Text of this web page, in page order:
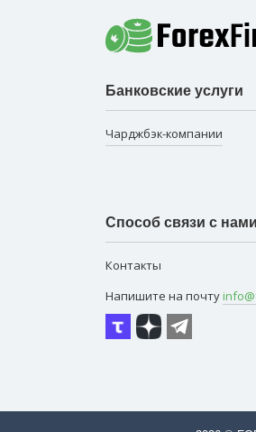
Банковские услуги
Чарджбэк-компании
Способ связи с нами
Контакты
Напишите на почту